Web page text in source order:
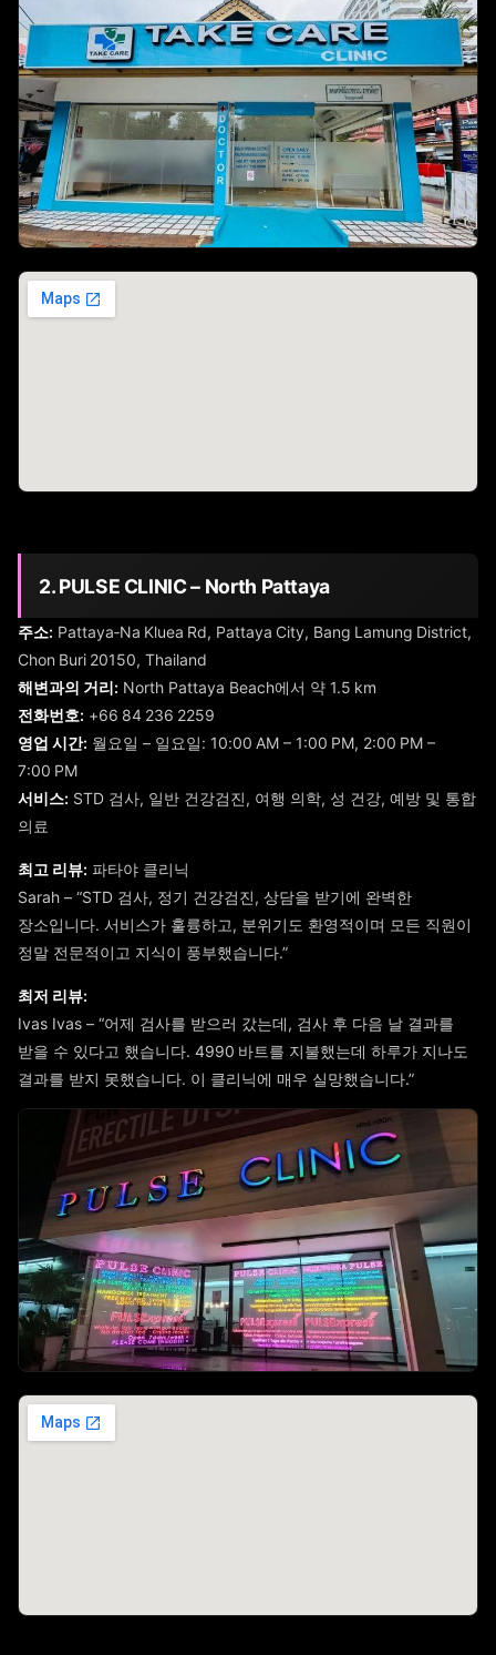
2. PULSE CLINIC – North Pattaya
주소: Pattaya‑Na Kluea Rd, Pattaya City, Bang Lamung District,
Chon Buri 20150, Thailand
해변과의 거리: North Pattaya Beach에서 약 1.5 km
전화번호: +66 84 236 2259
영업 시간: 월요일 – 일요일: 10:00 AM – 1:00 PM, 2:00 PM –
7:00 PM
서비스: STD 검사, 일반 건강검진, 여행 의학, 성 건강, 예방 및 통합
의료
최고 리뷰: 파타야 클리닉
Sarah – “STD 검사, 정기 건강검진, 상담을 받기에 완벽한
장소입니다. 서비스가 훌륭하고, 분위기도 환영적이며 모든 직원이
정말 전문적이고 지식이 풍부했습니다.”
최저 리뷰:
Ivas Ivas – “어제 검사를 받으러 갔는데, 검사 후 다음 날 결과를
받을 수 있다고 했습니다. 4990 바트를 지불했는데 하루가 지나도
결과를 받지 못했습니다. 이 클리닉에 매우 실망했습니다.”